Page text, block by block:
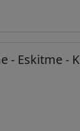
- Eskitme -